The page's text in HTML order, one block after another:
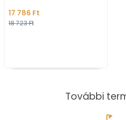
17 786 Ft
18 723 Ft
További